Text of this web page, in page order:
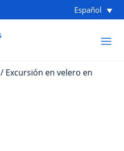
Español
/ Excursión en velero en